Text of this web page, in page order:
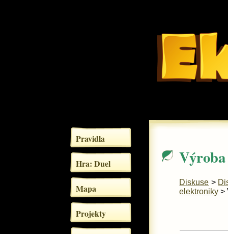
Pravidla
Hra: Duel
Mapa
Projekty
Diskuse >
elektroniky >